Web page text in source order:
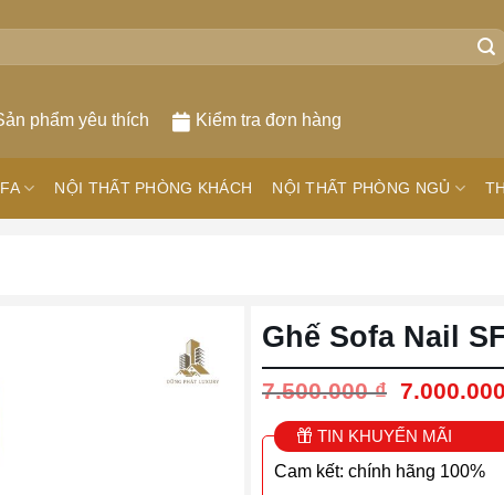
phẩm yêu thích Kiểm tra đơn hàng
NỘI THẤT PHÒNG KHÁCH NỘI THẤT PHÒNG NGỦ
Ghế Sofa Nail
7.500.000₫ Giá
là:
7.000.000
TIN KHUYẾN MÃI
Cam kết: chính hãng 100%